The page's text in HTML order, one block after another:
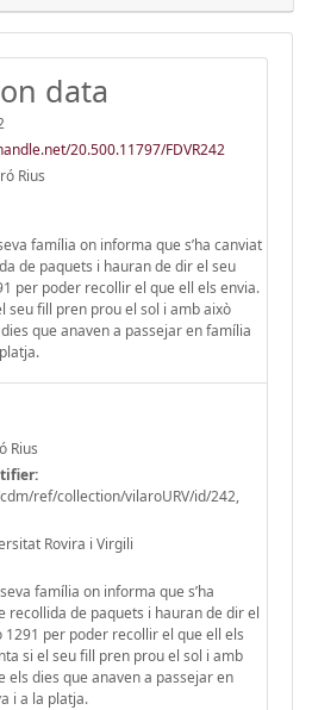
data
20.500.11797/FDVR242
Rius
família on informa que s’ha canviat
de paquets i hauran de dir el seu
per poder recollir el que ell els envia.
seu fill pren prou el sol i amb això
que anaven a passejar en família
Rius
ref/collection/vilaroURV/id/242,
Rovira i Virgili
família on informa que s’ha
recollida de paquets i hauran de dir el
per poder recollir el que ell els
si el seu fill pren prou el sol i amb
els dies que anaven a passejar en
i a la platja.